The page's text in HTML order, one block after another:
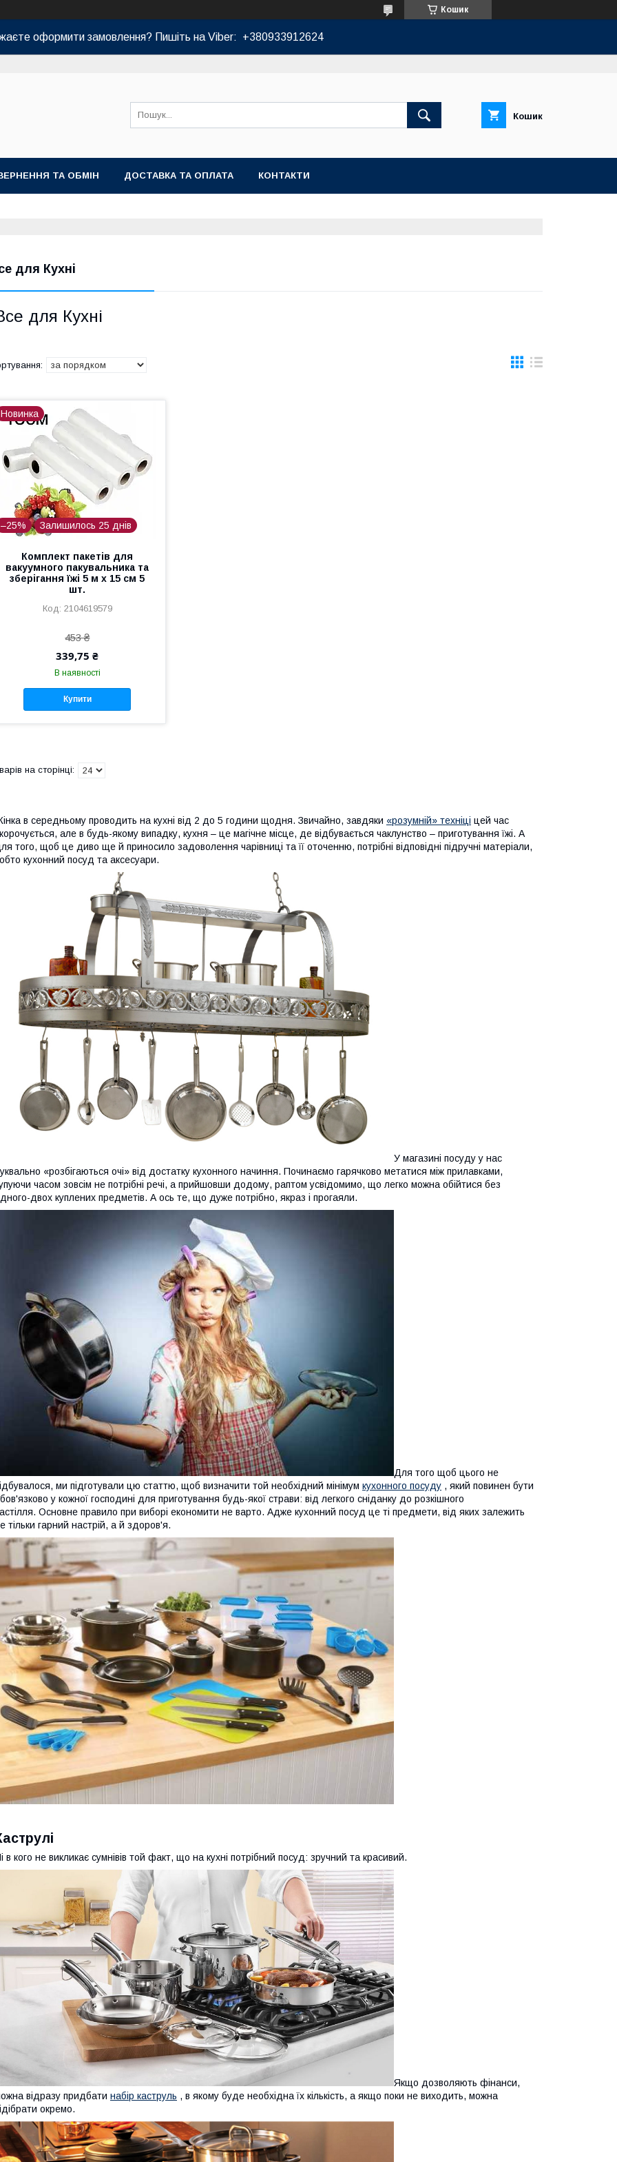
Кошик
оформити замовлення? Пишіть на Viber: +380933912624
Кошик
ТА ОБМІН ДОСТАВКА ТА ОПЛАТА КОНТАКТИ
для Кухні
для Кухні
Новинка
–25% Залишилось 25 днів
Комплект пакетів для
вакуумного пакувальника та
зберігання їжі 5 м х 15 см 5
шт.
2104619579
453 ₴
339,75 ₴
В наявності
Купити
в середньому проводить на кухні від 2 до 5 години щодня. Звичайно, завдяки «розумній» техніці цей час
але в будь-якому випадку, кухня – це магічне місце, де відбувається чаклунство – приготування їжі. А
того, щоб це диво ще й приносило задоволення чарівниці та її оточенню, потрібні відповідні підручні матеріали,
кухонний посуд та аксесуари.
У магазині посуду у нас
«розбігаються очі» від достатку кухонного начиння. Починаємо гарячково метатися між прилавками,
часом зовсім не потрібні речі, а прийшовши додому, раптом усвідомимо, що легко можна обійтися без
двох куплених предметів. А ось те, що дуже потрібно, якраз і прогаяли.
Для того щоб цього не
ми підготували цю статтю, щоб визначити той необхідний мінімум кухонного посуду , який повинен бути
у кожної господині для приготування будь-якої страви: від легкого сніданку до розкішного
Основне правило при виборі економити не варто. Адже кухонний посуд це ті предмети, від яких залежить
тільки гарний настрій, а й здоров'я.
в кого не викликає сумнівів той факт, що на кухні потрібний посуд: зручний та красивий.
Якщо дозволяють фінанси,
відразу придбати набір каструль , в якому буде необхідна їх кількість, а якщо поки не виходить, можна
окремо.